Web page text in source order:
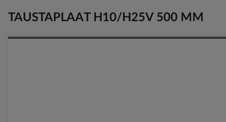
TAUSTAPLAAT H10/H25V 500 MM